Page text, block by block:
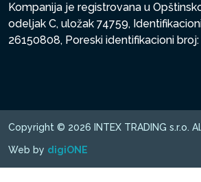
Kompanija je registrovana u
odeljak C, uložak 74759,
26150808, Poreski identifikacioni
Copyright © 2026 INTEX TRADING s.r.o.
Web by digiONE